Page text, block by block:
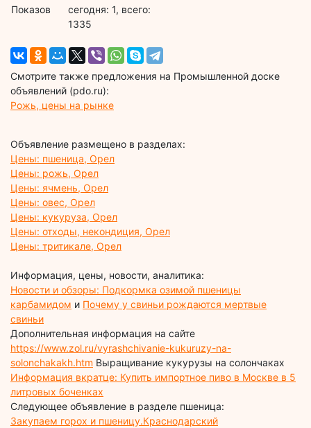
Показов
cегодня: 1, всего:
1335
Смотрите также предложения на Промышленной доске
объявлений (pdo.ru):
Рожь, цены на рынке
Объявление размещено в разделах:
Цены: пшеница, Орел
Цены: рожь, Орел
Цены: ячмень, Орел
Цены: овес, Орел
Цены: кукуруза, Орел
Цены: отходы, некондиция, Орел
Цены: тритикале, Орел
Информация, цены, новости, аналитика:
Новости и обзоры: Подкормка озимой пшеницы
карбамидом и Почему у свиньи рождаются мертвые
свиньи
Дополнительная информация на сайте
https://www.zol.ru/vyrashchivanie-kukuruzy-na-
solonchakakh.htm Выращивание кукурузы на солончаках
Информация вкратце: Купить импортное пиво в Москве в 5
литровых боченках
Следующее объявление в разделе пшеница:
Закупаем горох и пшеницу.Краснодарский